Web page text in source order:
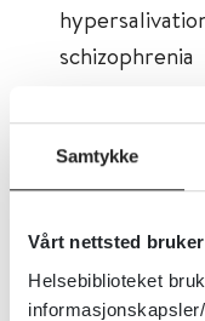
Samtykke
Vårt nettsted
Helsebiblioteket
schizophrenia
Tema:
Schizofreni